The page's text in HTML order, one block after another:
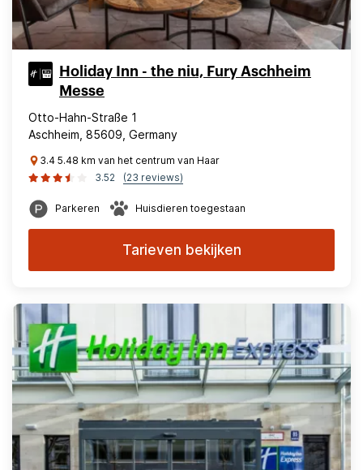
Holiday Inn - the niu, Fury Aschheim
Messe
Otto-Hahn-Straße 1
Aschheim, 85609, Germany
3.4 5.48 km van het centrum van Haar
3.52
(23 reviews)
Parkeren Huisdieren toegestaan
Tarieven bekijken